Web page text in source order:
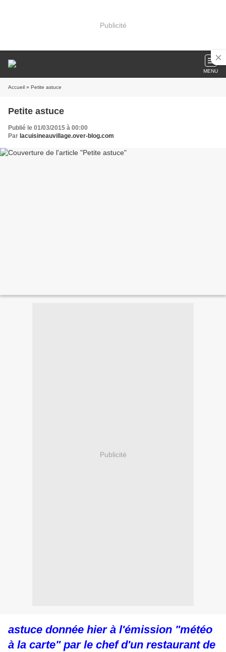
Publicité
MENU
Accueil » Petite astuce
Petite astuce
Publié le 01/03/2015 à 00:00
Par lacuisineauvillage.over-blog.com
Publicité
astuce donnée hier à l'émission "météo
à la carte" par le chef d'un restaurant de